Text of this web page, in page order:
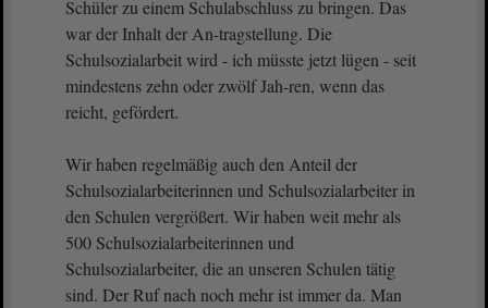
Schüler zu einem Schulabschluss zu bringen. Das
war der Inhalt der An-tragstellung. Die
Schulsozialarbeit wird - ich müsste jetzt lügen - seit
mindestens zehn oder zwölf Jah-ren, wenn das
reicht, gefördert.
Wir haben regelmäßig auch den Anteil der
Schulsozialarbeiterinnen und Schulsozialarbeiter in
den Schulen vergrößert. Wir haben weit mehr als
500 Schulsozialarbeiterinnen und
Schulsozialarbeiter, die an unseren Schulen tätig
sind. Der Ruf nach noch mehr ist immer da. Man